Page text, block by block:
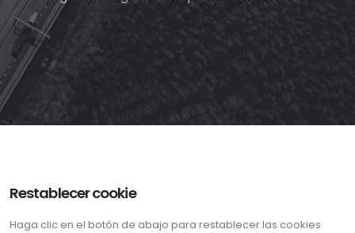
Restablecer cookie
Haga clic en el botón de abajo para restablecer las cookies